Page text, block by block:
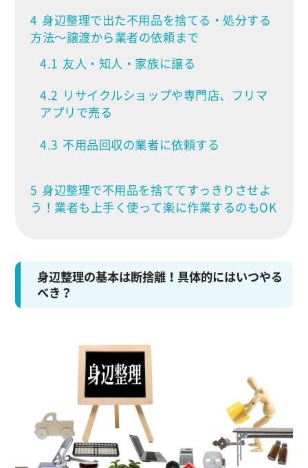
4 身辺整理で出た不用品を捨てる・処分する
方法～譲渡から業者の依頼まで
4.1 友人・知人・家族に譲る
4.2 リサイクルショップや専門店、フリマ
アプリで売る
4.3 不用品回収の業者に依頼する
5 身辺整理で不用品を捨ててすっきりさせよ
う！業者も上手く使って楽に作業するのもOK
身辺整理の基本は断捨離！具体的にはいつやる
べき？